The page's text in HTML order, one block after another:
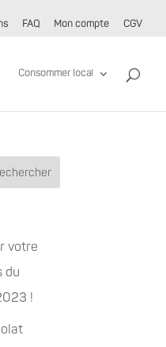
FAQ Mon compte CGV
Consommer local
votre
du
!